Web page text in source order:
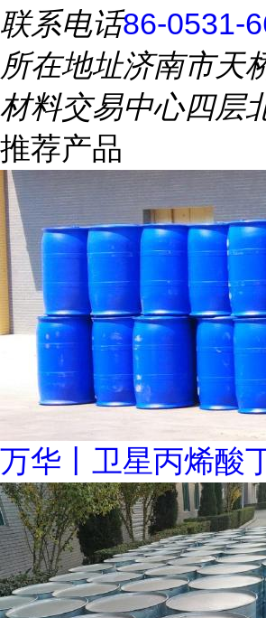
联系电话86-0531-
所在地址济南市天
材料交易中心四层
推荐产品
万华丨卫星丙烯酸